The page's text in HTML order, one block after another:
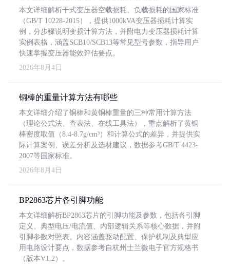
本文详细解析干式变压器空载损耗、负载损耗的国家标准
（GB/T 10228-2015），提供1000kVA变压器损耗计算实
例，分步骤说明变损计算方法，并附电力变压器损耗计算
实例表格，涵盖SCB10/SCB13等常见型号参数，指导用户
快速掌握变压器能效评估要点。
2026年8月4日
铜棒的重量计算方法有哪些
本文详细介绍了铜棒和黄铜棒重量的三种常用计算方法
（理论公式法、查表法、在线工具法），重点解析了黄铜
棒密度取值（8.4-8.7g/cm³）和计算公式的差异，并提供实
际计算案例、误差分析及选材建议，数据参考GB/T 4423-
2007等国家标准。
2026年8月4日
BP2863芯片各引脚功能
本文详细解析BP2863芯片的引脚功能及参数，包括各引脚
定义、典型电压/电流值、内部逻辑关系等核心数据，并附
引脚参数对照表。内容涵盖驱动配置、保护机制及典型应
用电路设计要点，数据参考自杭州士兰微电子官方规格书
（版本V1.2）。